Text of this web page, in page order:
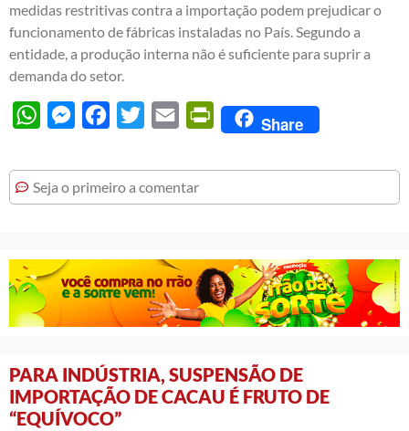
medidas restritivas contra a importação podem prejudicar o
funcionamento de fábricas instaladas no País. Segundo a
entidade, a produção interna não é suficiente para suprir a
demanda do setor.
WhatsAppMessengerFacebook
Twitter Email PrintFriendly
Share
Seja o primeiro a comentar
PARA INDÚSTRIA, SUSPENSÃO DE
IMPORTAÇÃO DE CACAU É FRUTO DE
“EQUÍVOCO”